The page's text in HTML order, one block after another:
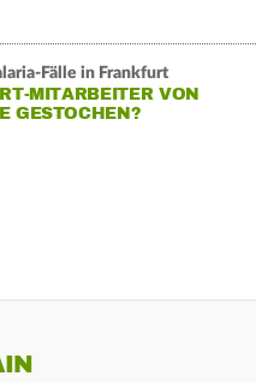
Fälle in Frankfurt
MITARBEITER VON
GESTOCHEN?